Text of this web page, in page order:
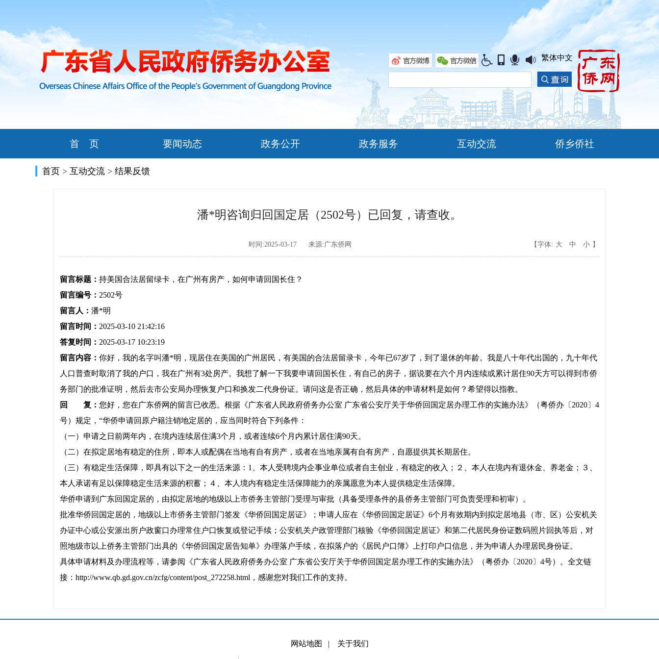
繁体中文
首 页 要闻动态 政务公开 政务服务 互动交流 侨乡侨社
首页 > 互动交流 > 结果反馈
潘*明咨询归回国定居（2502号）已回复，请查收。
时间:2025-03-17 来源:广东侨网 【字体: 大 中 小 】
留言标题： 持美国合法居留绿卡，在广州有房产，如何申请回国长住？
留言编号： 2502号
留言人： 潘*明
留言时间： 2025-03-10 21:42:16
答复时间： 2025-03-17 10:23:19
留言内容： 你好，我的名字叫潘*明，现居住在美国的广州居民，有美国的合法居留录卡，今年已67岁了，到了退休的年龄。我是八十年代出国的，九十年代
人口普查时取消了我的户口，我在广州有3处房产。我想了解一下我要申请回国长住，有自己的房子，据说要在六个月内连续或累计居住90天方可以得到市侨
务部门的批准证明，然后去市公安局办理恢复户口和换发二代身份证。请问这是否正确，然后具体的申请材料是如何？希望得以指教。
回 复： 您好，您在广东侨网的留言已收悉。根据《广东省人民政府侨务办公室 广东省公安厅关于华侨回国定居办理工作的实施办法》（粤侨办〔2020〕4
号）规定，“华侨申请回原户籍注销地定居的，应当同时符合下列条件：
（一）申请之日前两年内，在境内连续居住满3个月，或者连续6个月内累计居住满90天。
（二）在拟定居地有稳定的住所，即本人或配偶在当地有自有房产，或者在当地亲属有自有房产，自愿提供其长期居住。
（三）有稳定生活保障，即具有以下之一的生活来源：1、本人受聘境内企事业单位或者自主创业，有稳定的收入；２、本人在境内有退休金、养老金；３、
本人承诺有足以保障稳定生活来源的积蓄；４、本人境内有稳定生活保障能力的亲属愿意为本人提供稳定生活保障。
华侨申请到广东回国定居的，由拟定居地的地级以上市侨务主管部门受理与审批（具备受理条件的县侨务主管部门可负责受理和初审）。
批准华侨回国定居的，地级以上市侨务主管部门签发《华侨回国定居证》；申请人应在《华侨回国定居证》6个月有效期内到拟定居地县（市、区）公安机关
办证中心或公安派出所户政窗口办理常住户口恢复或登记手续；公安机关户政管理部门核验《华侨回国定居证》和第二代居民身份证数码照片回执等后，对
照地级市以上侨务主管部门出具的《华侨回国定居告知单》办理落户手续，在拟落户的《居民户口簿》上打印户口信息，并为申请人办理居民身份证。
具体申请材料及办理流程等，请参阅《广东省人民政府侨务办公室 广东省公安厅关于华侨回国定居办理工作的实施办法》（粤侨办〔2020〕4号）。全文链
接：http://www.qb.gd.gov.cn/zcfg/content/post_272258.html，感谢您对我们工作的支持。
网站地图 | 关于我们